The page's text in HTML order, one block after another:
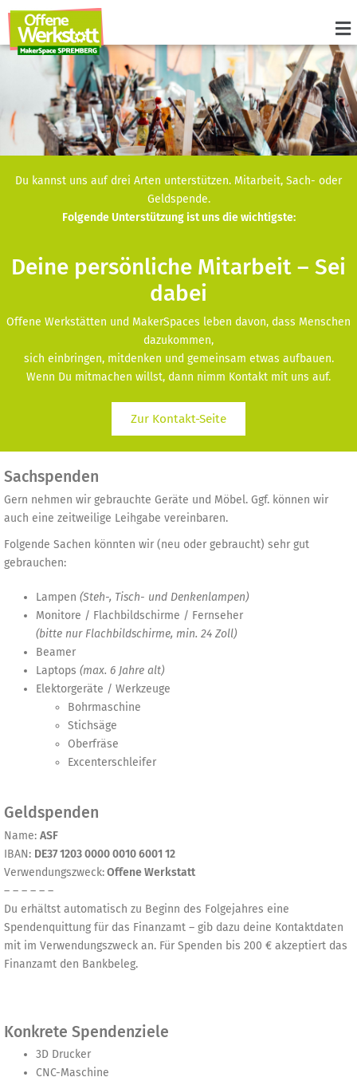
Du kannst uns auf drei Arten unterstützen. Mitarbeit, Sach- oder
Geldspende.
Folgende Unterstützung ist uns die wichtigste:
Deine persönliche Mitarbeit – Sei
dabei
Offene Werkstätten und MakerSpaces leben davon, dass Menschen
dazukommen,
sich einbringen, mitdenken und gemeinsam etwas aufbauen.
Wenn Du mitmachen willst, dann nimm Kontakt mit uns auf.
Zur Kontakt-Seite
Sachspenden
Gern nehmen wir gebrauchte Geräte und Möbel. Ggf. können wir
auch eine zeitweilige Leihgabe vereinbaren.
Folgende Sachen könnten wir (neu oder gebraucht) sehr gut
gebrauchen:
Lampen (Steh-, Tisch- und Denkenlampen)
Monitore / Flachbildschirme / Fernseher
(bitte nur Flachbildschirme, min. 24 Zoll)
Beamer
Laptops (max. 6 Jahre alt)
Elektorgeräte / Werkzeuge
Bohrmaschine
Stichsäge
Oberfräse
Excenterschleifer
Geldspenden
Name: ASF
IBAN: DE37 1203 0000 0010 6001 12
Verwendungszweck:Offene Werkstatt
– – – – – –
Du erhältst automatisch zu Beginn des Folgejahres eine
Spendenquittung für das Finanzamt – gib dazu deine Kontaktdaten
mit im Verwendungszweck an. Für Spenden bis 200 € akzeptiert das
Finanzamt den Bankbeleg.
Konkrete Spendenziele
3D Drucker
CNC-Maschine